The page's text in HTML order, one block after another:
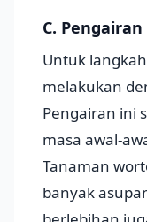
C. Pengairan
Untuk
melakukan
Pengairan ini
masa awal-
Tanaman
banyak